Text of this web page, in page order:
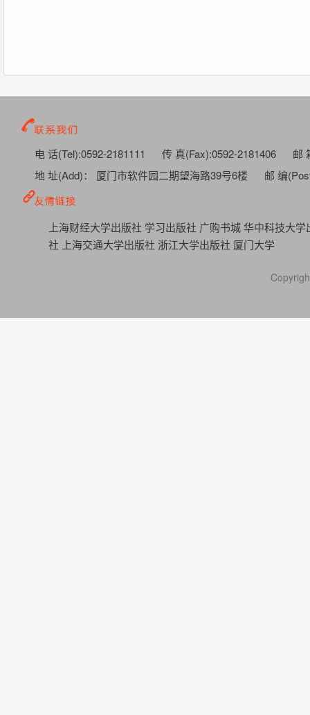
电 话(Tel):0592-2181111 传 真(Fax):0592-2181406
邮
地 址(Add)： 厦门市软件园二期望海路39号6楼
邮 编
上海财经大学出版社 学习出版社 广购书城华中科技大
社 上海交通大学出版社 浙江大学出版社 厦门大学